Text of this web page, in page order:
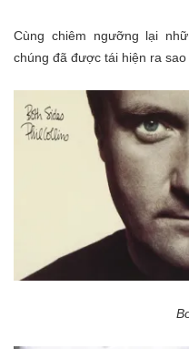
Cùng chiêm ngưỡng lại
chúng đã được tái hiện ra sao